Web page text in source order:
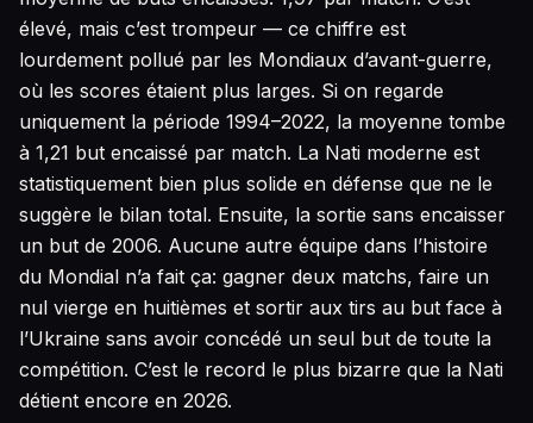
élevé, mais c’est trompeur — ce chiffre est
lourdement pollué par les Mondiaux d’avant-guerre,
où les scores étaient plus larges. Si on regarde
uniquement la période 1994–2022, la moyenne tombe
à 1,21 but encaissé par match. La Nati moderne est
statistiquement bien plus solide en défense que ne le
suggère le bilan total. Ensuite, la sortie sans encaisser
un but de 2006. Aucune autre équipe dans l’histoire
du Mondial n’a fait ça: gagner deux matchs, faire un
nul vierge en huitièmes et sortir aux tirs au but face à
l’Ukraine sans avoir concédé un seul but de toute la
compétition. C’est le record le plus bizarre que la Nati
détient encore en 2026.